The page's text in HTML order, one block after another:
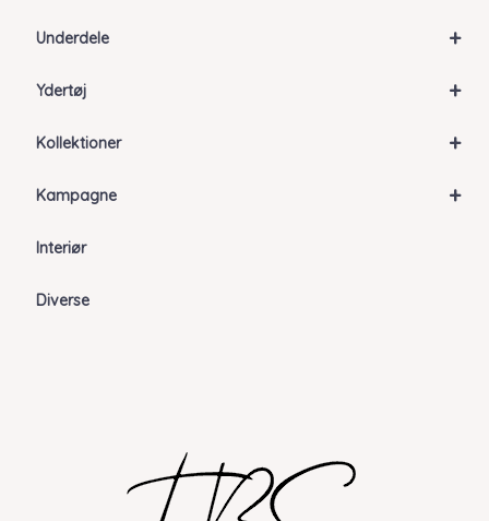
+
Underdele
+
Ydertøj
+
Kollektioner
+
Kampagne
Interiør
Diverse